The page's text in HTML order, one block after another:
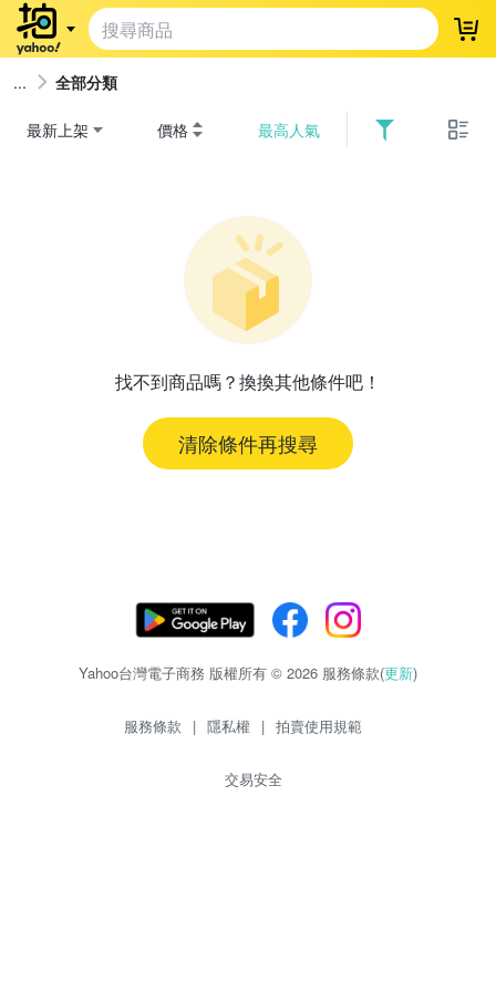
登
全部分類
最新上架 價格 最高人氣
找不到商品嗎？換換其他條件吧！
清除條件再搜尋
Yahoo台灣電子商務 版權所有 © 2026 服務條款(更新)
服務條款 | 隱私權 | 拍賣使用規範
交易安全